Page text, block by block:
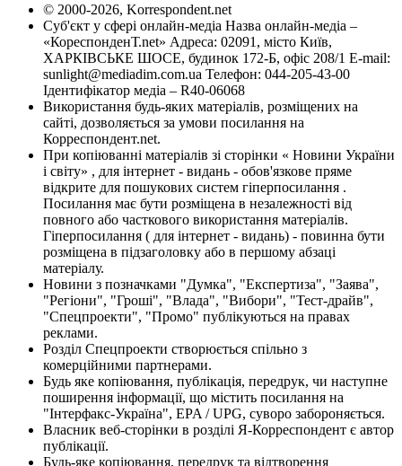
© 2000-2026, Korrespondent.net
Суб'єкт у сфері онлайн-медіа Назва онлайн-медіа –
«КореспонденТ.net» Адреса: 02091, місто Київ,
ХАРКІВСЬКЕ ШОСЕ, будинок 172-Б, офіс 208/1 E-mail:
sunlight@mediadim.com.ua Телефон: 044-205-43-00
Ідентифікатор медіа – R40-06068
Використання будь-яких матеріалів, розміщених на
сайті, дозволяється за умови посилання на
Корреспондент.net.
При копіюванні матеріалів зі сторінки « Новини України
і світу» , для інтернет - видань - обов'язкове пряме
відкрите для пошукових систем гіперпосилання .
Посилання має бути розміщена в незалежності від
повного або часткового використання матеріалів.
Гіперпосилання ( для інтернет - видань) - повинна бути
розміщена в підзаголовку або в першому абзаці
матеріалу.
Новини з позначками "Думка", "Експертиза", "Заява",
"Регіони", "Гроші", "Влада", "Вибори", "Тест-драйв",
"Спецпроекти", "Промо" публікуються на правах
реклами.
Розділ Спецпроекти створюється спільно з
комерційними партнерами.
Будь яке копіювання, публікація, передрук, чи наступне
поширення інформації, що містить посилання на
"Інтерфакс-Україна", EPA / UPG, суворо забороняється.
Власник веб-сторінки в розділі Я-Корреспондент є автор
публікації.
Будь-яке копіювання, передрук та відтворення